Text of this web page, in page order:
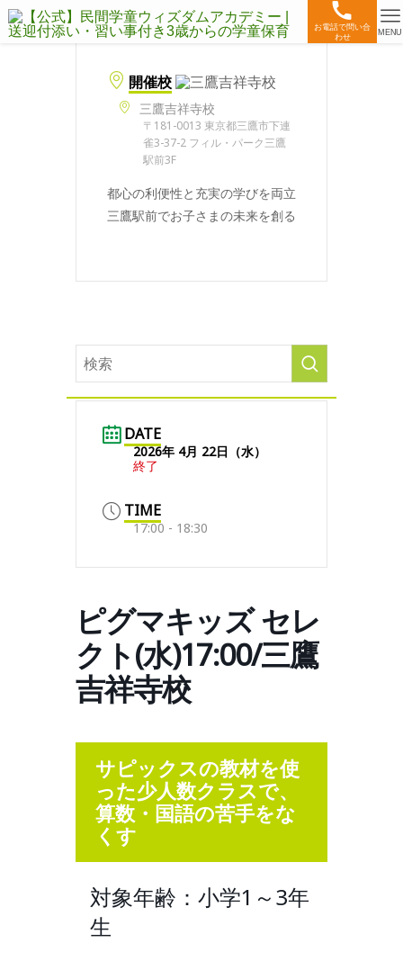
お電話で問い合
わせ
MENU
開催校
三鷹吉祥寺校
〒181-0013 東京都三鷹市下連
雀3-37-2 フィル・パーク三鷹
駅前3F
都心の利便性と充実の学びを両立
三鷹駅前でお子さまの未来を創る
DATE
2026年 4月 22日（水）
終了
TIME
17:00 - 18:30
ピグマキッズ セレ
クト(水)17:00/三鷹
吉祥寺校
サピックスの教材を使
った少人数クラスで、
算数・国語の苦手をな
くす
対象年齢：小学1～3年
生